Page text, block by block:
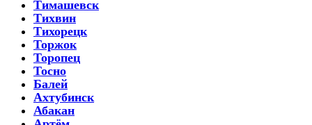
Тимашевск
Тихвин
Тихорецк
Торжок
Торопец
Тосно
Балей
Ахтубинск
Абакан